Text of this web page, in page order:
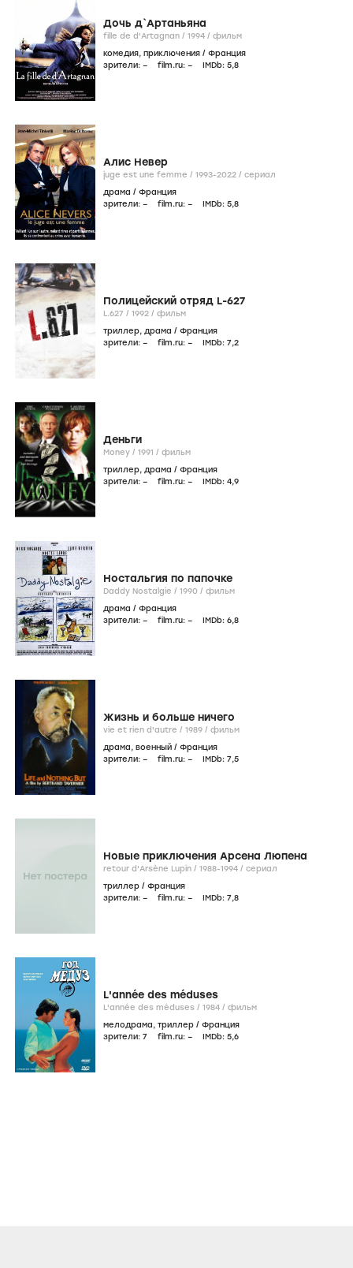
Дочь д`Артаньяна
fille de d'Artagnan / 1994 / фильм
комедия, приключения / Франция
зрители: – film.ru: – IMDb: 5,8
Алис Невер
juge est une femme / 1993-2022 / сериал
драма / Франция
зрители: – film.ru: – IMDb: 5,8
Полицейский отряд L-627
L.627 / 1992 / фильм
триллер, драма / Франция
зрители: – film.ru: – IMDb: 7,2
Деньги
Money / 1991 / фильм
триллер, драма / Франция
зрители: – film.ru: – IMDb: 4,9
Ностальгия по папочке
Daddy Nostalgie / 1990 / фильм
драма / Франция
зрители: – film.ru: – IMDb: 6,8
Жизнь и больше ничего
vie et rien d'autre / 1989 / фильм
драма, военный / Франция
зрители: – film.ru: – IMDb: 7,5
Новые приключения Арсена Люпена
retour d'Arsène Lupin / 1988-1994 / сериал
триллер / Франция
зрители: – film.ru: – IMDb: 7,8
L'année des méduses
L'année des méduses / 1984 / фильм
мелодрама, триллер / Франция
зрители: 7 film.ru: – IMDb: 5,6